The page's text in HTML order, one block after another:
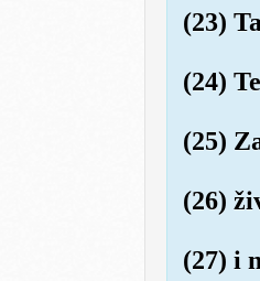
(23)
(24)
(25)
(26)
(27) i